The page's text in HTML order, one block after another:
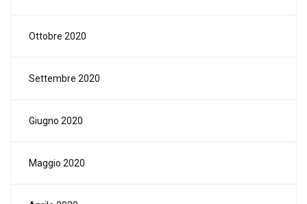
Ottobre 2020
Settembre 2020
Giugno 2020
Maggio 2020